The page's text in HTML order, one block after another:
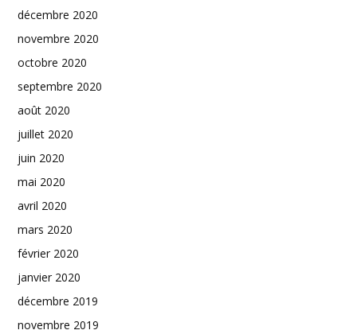
décembre 2020
novembre 2020
octobre 2020
septembre 2020
août 2020
juillet 2020
juin 2020
mai 2020
avril 2020
mars 2020
février 2020
janvier 2020
décembre 2019
novembre 2019